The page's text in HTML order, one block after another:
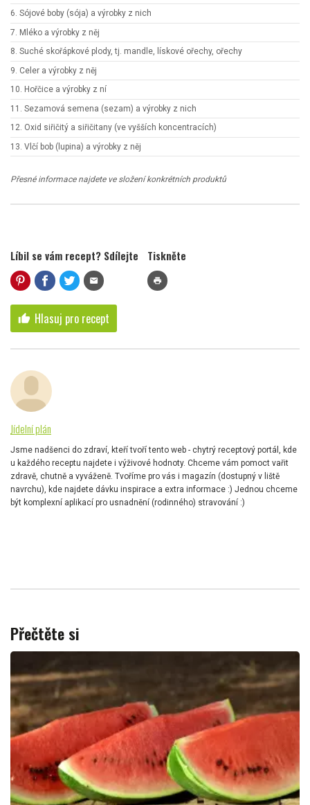
6. Sójové boby (sója) a výrobky z nich
7. Mléko a výrobky z něj
8. Suché skořápkové plody, tj. mandle, lískové ořechy, ořechy
9. Celer a výrobky z něj
10. Hořčice a výrobky z ní
11. Sezamová semena (sezam) a výrobky z nich
12. Oxid siřičitý a siřičitany (ve vyšších koncentracích)
13. Vlčí bob (lupina) a výrobky z něj
Přesné informace najdete ve složení konkrétních produktů
Líbil se vám recept? Sdílejte
mail
Tiskněte
print
thumb_up Hlasuj pro recept
Jídelní plán
Jsme nadšenci do zdraví, kteří tvoří tento web - chytrý receptový portál, kde
u každého receptu najdete i výživové hodnoty. Chceme vám pomoct vařit
zdravě, chutně a vyváženě. Tvoříme pro vás i magazín (dostupný v liště
navrchu), kde najdete dávku inspirace a extra informace :) Jednou chceme
být komplexní aplikací pro usnadnění (rodinného) stravování :)
Přečtěte si